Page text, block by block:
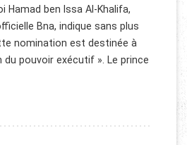
Hamad ben Issa Al-Khalifa,
Bna, indique sans plus
nomination est destinée à
du pouvoir exécutif ». Le prince
BEN HAMAD BEN ISSA AL-KHALIFA, VICE